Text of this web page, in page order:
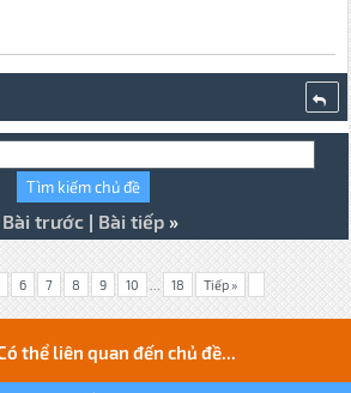
Bài trước| Bài tiếp»
6 7 8 9 10 ... 18 Tiếp »
thể liên quan đến chủ đề...